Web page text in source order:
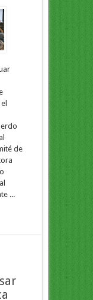
de
...